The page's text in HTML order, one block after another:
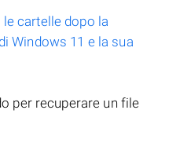
cartelle dopo la
Windows 11 e la sua
per recuperare un file